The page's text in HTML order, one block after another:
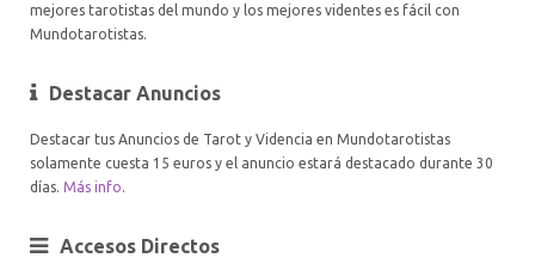
mejores tarotistas del mundo y los mejores videntes es fácil con
Mundotarotistas.
Destacar Anuncios
Destacar tus Anuncios de Tarot y Videncia en Mundotarotistas
solamente cuesta 15 euros y el anuncio estará destacado durante 30
días. Más info.
Accesos Directos